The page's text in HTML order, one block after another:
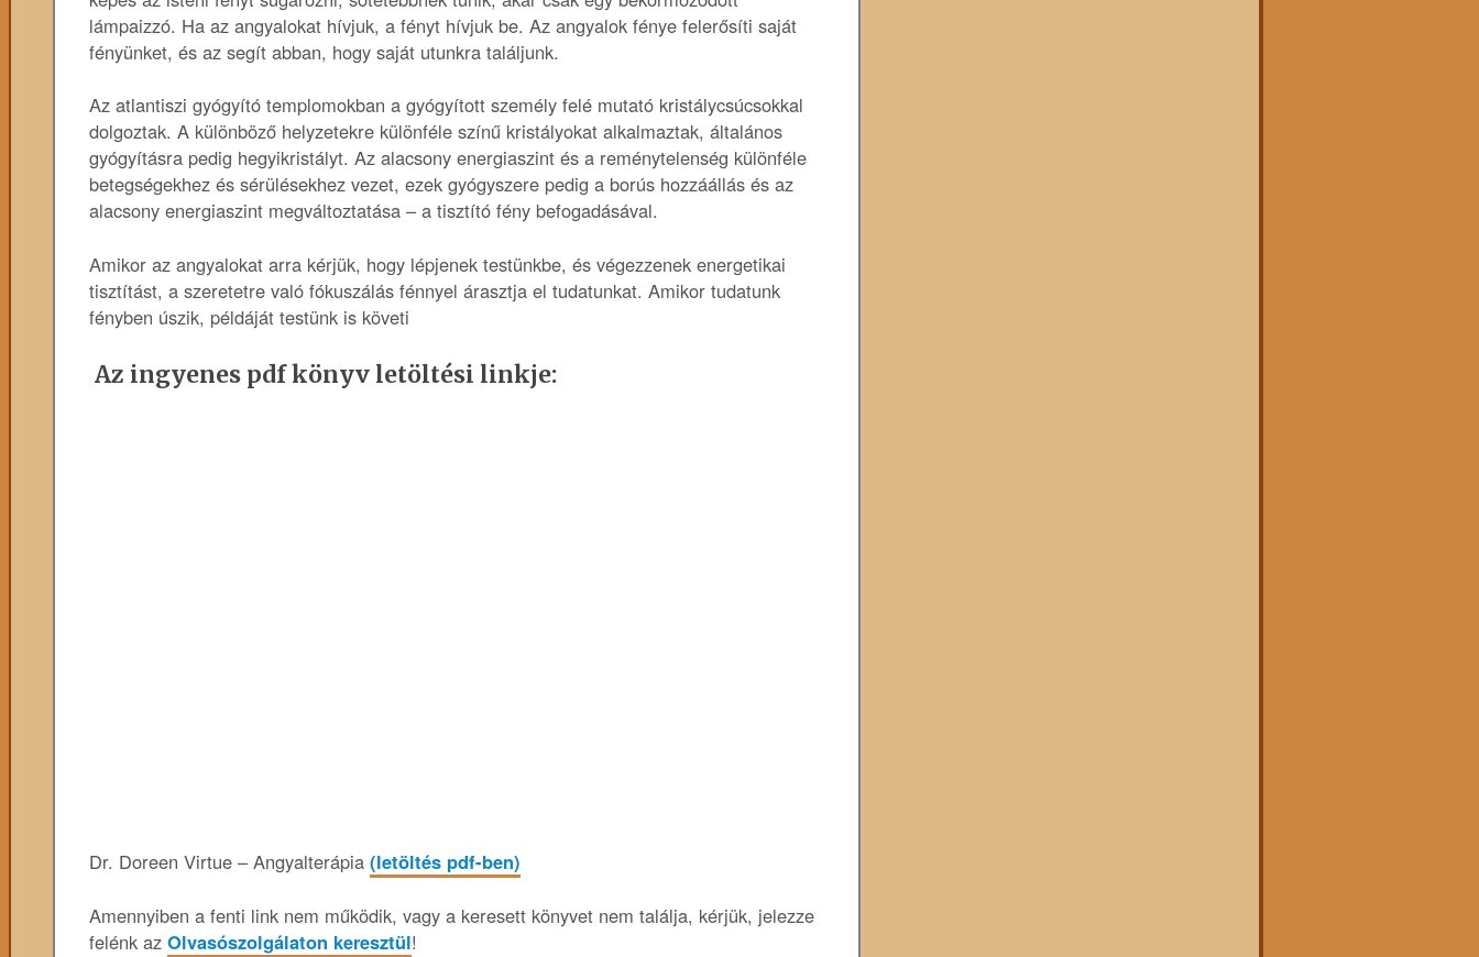
lámpaizzó. Ha az angyalokat hívjuk, a fényt hívjuk be. Az angyalok fénye felerősíti saját
fényünket, és az segít abban, hogy saját utunkra találjunk.
Az atlantiszi gyógyító templomokban a gyógyított személy felé mutató kristálycsúcsokkal
dolgoztak. A különböző helyzetekre különféle színű kristályokat alkalmaztak, általános
gyógyításra pedig hegyikristályt. Az alacsony energiaszint és a reménytelenség különféle
betegségekhez és sérülésekhez vezet, ezek gyógyszere pedig a borús hozzáállás és az
alacsony energiaszint megváltoztatása – a tisztító fény befogadásával.
Amikor az angyalokat arra kérjük, hogy lépjenek testünkbe, és végezzenek energetikai
tisztítást, a szeretetre való fókuszálás fénnyel árasztja el tudatunkat. Amikor tudatunk
fényben úszik, példáját testünk is követi
Az ingyenes pdf könyv letöltési linkje:
Dr. Doreen Virtue – Angyalterápia (letöltés pdf-ben)
Amennyiben a fenti link nem működik, vagy a keresett könyvet nem találja, kérjük, jelezze
felénk az Olvasószolgálaton keresztül!